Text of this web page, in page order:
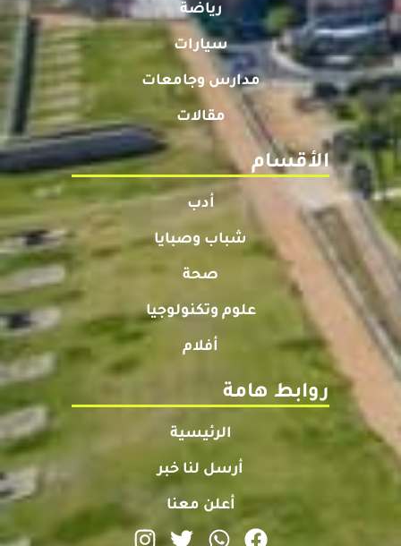
رياضة
سيارات
مدارس وجامعات
مقالات
الأقسام
أدب
شباب وصبايا
صحة
علوم وتكنولوجيا
أفلام
روابط هامة
الرئيسية
أرسل لنا خبر
أعلن معنا